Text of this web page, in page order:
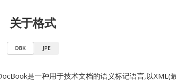
关于格式
DBK JPE
是一种用于技术文档的语义标记语言,以XML(